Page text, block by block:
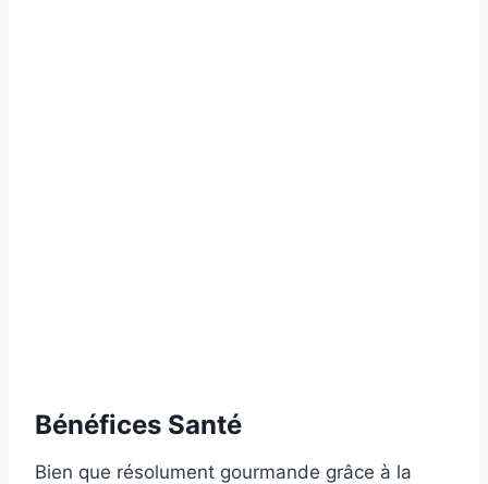
Bénéfices Santé
Bien que résolument gourmande grâce à la